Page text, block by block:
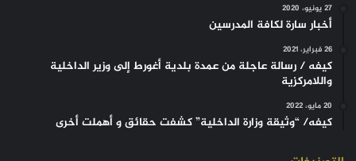
27 يونيو، 2020
أخبار سارة لكافة المدرسين
26 فبراير، 2021
كيفه / رسالة عاجلة من عمدة بلدية أغورط إلى وزير الداخلية
واللامركزية
20 مايو، 2022
كيفه/ “وثيقة وزارة الداخلية” كشفت حقائق و أهملت أخرى